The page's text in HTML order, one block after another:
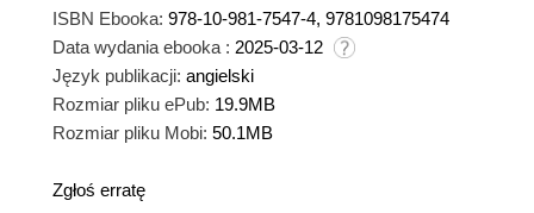
ISBN Ebooka: 978-10-981-7547-4, 9781098175474
Data wydania ebooka : 2025-03-12
Język publikacji: angielski
Rozmiar pliku ePub: 19.9MB
Rozmiar pliku Mobi: 50.1MB
Zgłoś erratę